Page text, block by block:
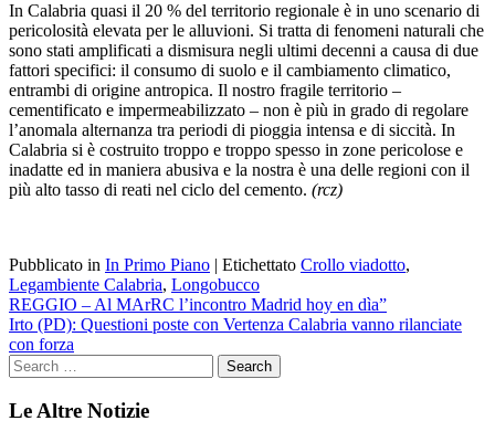
In Calabria quasi il 20 % del territorio regionale è in uno scenario di
pericolosità elevata per le alluvioni. Si tratta di fenomeni naturali che
sono stati amplificati a dismisura negli ultimi decenni a causa di due
fattori specifici: il consumo di suolo e il cambiamento climatico,
entrambi di origine antropica. Il nostro fragile territorio –
cementificato e impermeabilizzato – non è più in grado di regolare
l’anomala alternanza tra periodi di pioggia intensa e di siccità. In
Calabria si è costruito troppo e troppo spesso in zone pericolose e
inadatte ed in maniera abusiva e la nostra è una delle regioni con il
più alto tasso di reati nel ciclo del cemento. (rcz)
Pubblicato in In Primo Piano | Etichettato Crollo viadotto,
Legambiente Calabria, Longobucco
Navigazione
articoli
REGGIO – Al MArRC l’incontro Madrid hoy en dìa”
Irto (PD): Questioni poste con Vertenza Calabria vanno rilanciate
con forza
Le Altre Notizie